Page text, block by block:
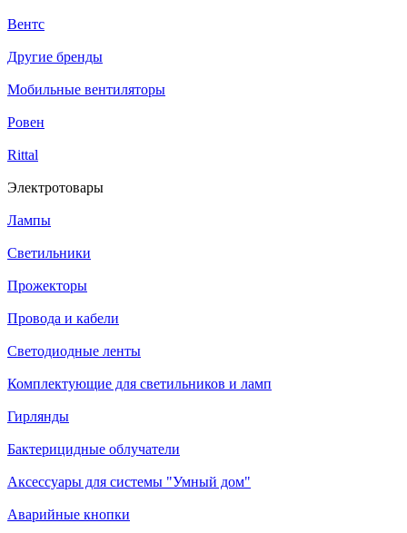
Вентс
Другие бренды
Мобильные вентиляторы
Ровен
Rittal
Электротовары
Лампы
Светильники
Прожекторы
Провода и кабели
Светодиодные ленты
Комплектующие для светильников и ламп
Гирлянды
Бактерицидные облучатели
Аксессуары для системы "Умный дом"
Аварийные кнопки